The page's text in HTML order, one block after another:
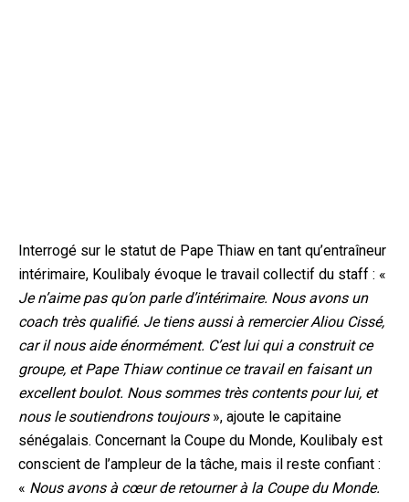
Interrogé sur le statut de Pape Thiaw en tant qu’entraîneur
intérimaire, Koulibaly évoque le travail collectif du staff : «
Je n’aime pas qu’on parle d’intérimaire. Nous avons un
coach très qualifié. Je tiens aussi à remercier Aliou Cissé,
car il nous aide énormément. C’est lui qui a construit ce
groupe, et Pape Thiaw continue ce travail en faisant un
excellent boulot. Nous sommes très contents pour lui, et
nous le soutiendrons toujours», ajoute le capitaine
sénégalais. Concernant la Coupe du Monde, Koulibaly est
conscient de l’ampleur de la tâche, mais il reste confiant :
« Nous avons à cœur de retourner à la Coupe du Monde.